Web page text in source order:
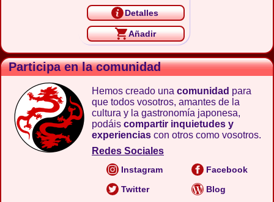
Detalles
Añadir
Participa en la comunidad
Hemos creado una comunidad para
que todos vosotros, amantes de la
cultura y la gastronomía japonesa,
podáis compartir inquietudes y
experiencias con otros como vosotros.
Redes Sociales
Instagram
Facebook
Twitter
Blog